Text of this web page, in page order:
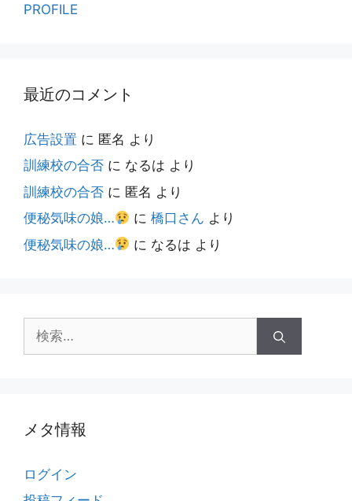
PROFILE
最近のコメント
広告設置 に 匿名 より
訓練校の合否 に なるは より
訓練校の合否 に 匿名 より
便秘気味の娘…
に橋口さん より
便秘気味の娘…
に なるは より
索:
メタ情報
ログイン